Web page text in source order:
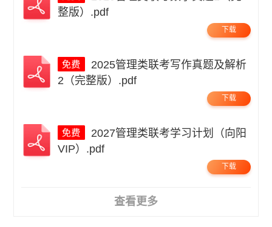
整版）.pdf
下载
2（完整版）.pdf
下载
VIP）.pdf
下载
查看更多